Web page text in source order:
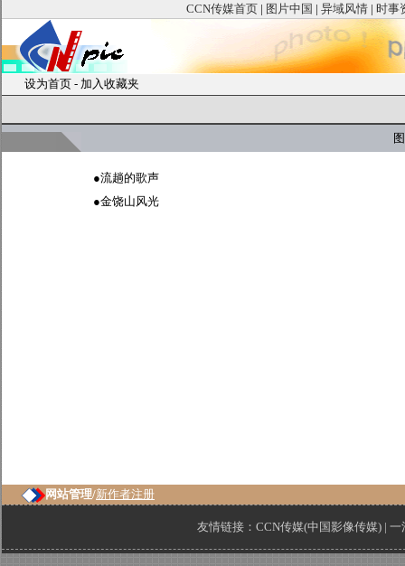
CCN传媒首页 | 图片中国 | 异域风情 | 时事
设为首页 - 加入收藏夹
图
●流趟的歌声
●金饶山风光
网站管理/新作者注册
友情链接： CCN传媒(中国影像传媒) | 一